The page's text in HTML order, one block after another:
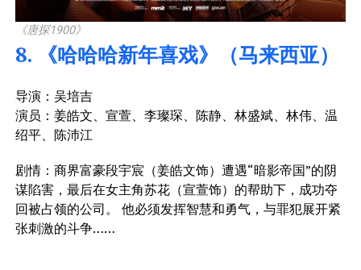
《唐探1900》
8. 《哈哈哈新年喜戏》（马来西亚）
导演：吴培吉
演员：姜皓文、宣萱、李璨琛、陈静、林盛斌、林伟、温
绍平、陈沛江
剧情：商界富豪段宇宸（姜皓文饰）遭遇“暗影帝国”的阴
谋陷害，最后在女主角苏花（宣萱饰）的帮助下，成功夺
回被占领的公司。 他必须发挥智慧和勇气，与罪犯展开紧
张刺激的斗争……